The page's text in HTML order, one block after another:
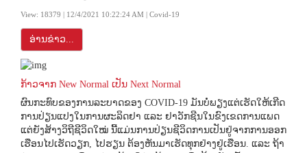
View: 18379 | 12/4/2021 10:22:24 AM | Covid-19
ອ່ານຂ່າວ...
ກ້າວຈາກ New Normal ເປັນ Next Normal
ຜົນກະທົບຂອງການລະບາດຂອງ COVID-19 ມັນບໍ່ພຽງແຕ່ເຮັດໃຫ້ເກີດ
ການປ່ຽນແປງໃນການຜະລິດຢາ ແລະ ຢາວັກຊີນໃນຂົງເຂດການແພດ
ແຕ່ຍັງສ້າງວິຖີຊີວິດໃໝ່ ນີ້ແມ່ນການປ່ຽນຊີວິດການເປັນຢູ່ຈາກການອອກ
ເຮືອນໄປເຮັດວຽກ, ໄປຮຽນ ຕ້ອງຫັນມາເຮັດທຸກຢ່າງຢູ່ເຮືອນ. ແລະ ຖ້າ